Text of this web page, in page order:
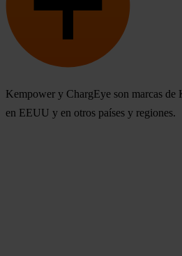
Kempower y ChargEye son marcas de
en EEUU y en otros países y regiones.